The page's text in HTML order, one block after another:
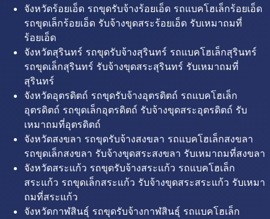
จังหวัดร้อยเอ็ด รถขุดรับจ้างร้อยเอ็ด รถแบคโฮเล็กร้อยเอ็ด
รถขุดเล็กร้อยเอ็ด รับจ้างขุดสระร้อยเอ็ด รับเหมาถมที่
ร้อยเอ็ด
จังหวัดสุรินทร์ รถขุดรับจ้างสุรินทร์ รถแบคโฮเล็กสุรินทร์
รถขุดเล็กสุรินทร์ รับจ้างขุดสระสุรินทร์ รับเหมาถมที่
สุรินทร์
จังหวัดอุตรดิตถ์ รถขุดรับจ้างอุตรดิตถ์ รถแบคโฮเล็ก
อุตรดิตถ์ รถขุดเล็กอุตรดิตถ์ รับจ้างขุดสระอุตรดิตถ์ รับ
เหมาถมที่อุตรดิตถ์
จังหวัดสงขลา รถขุดรับจ้างสงขลา รถแบคโฮเล็กสงขลา
รถขุดเล็กสงขลา รับจ้างขุดสระสงขลา รับเหมาถมที่สงขลา
จังหวัดสระแก้ว รถขุดรับจ้างสระแก้ว รถแบคโฮเล็ก
สระแก้ว รถขุดเล็กสระแก้ว รับจ้างขุดสระสระแก้ว รับเหมา
ถมที่สระแก้ว
จังหวัดกาฬสินธุ์ รถขุดรับจ้างกาฬสินธุ์ รถแบคโฮเล็ก